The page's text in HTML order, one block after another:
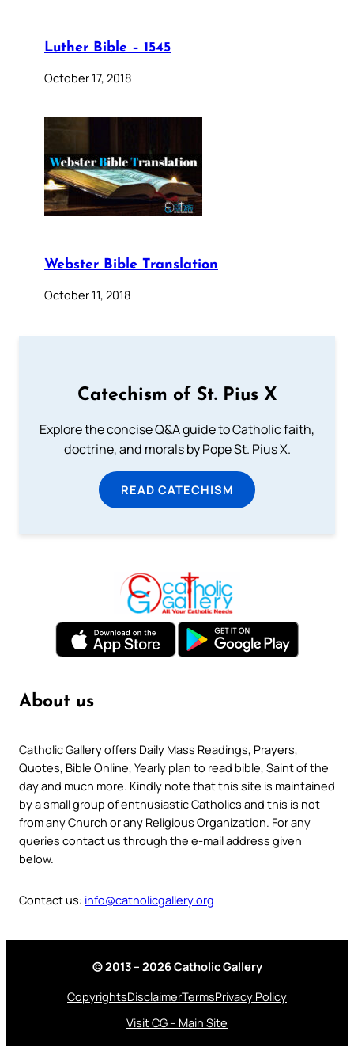
Luther Bible – 1545
October 17, 2018
Webster Bible Translation
October 11, 2018
Catechism of St. Pius X
Explore the concise Q&A guide to Catholic faith,
doctrine, and morals by Pope St. Pius X.
READ CATECHISM
About us
Catholic Gallery offers Daily Mass Readings, Prayers,
Quotes, Bible Online, Yearly plan to read bible, Saint of the
day and much more. Kindly note that this site is maintained
by a small group of enthusiastic Catholics and this is not
from any Church or any Religious Organization. For any
queries contact us through the e-mail address given
below.
Contact us: info@catholicgallery.org
© 2013 – 2026 Catholic Gallery
CopyrightsDisclaimerTermsPrivacy Policy
Visit CG – Main Site